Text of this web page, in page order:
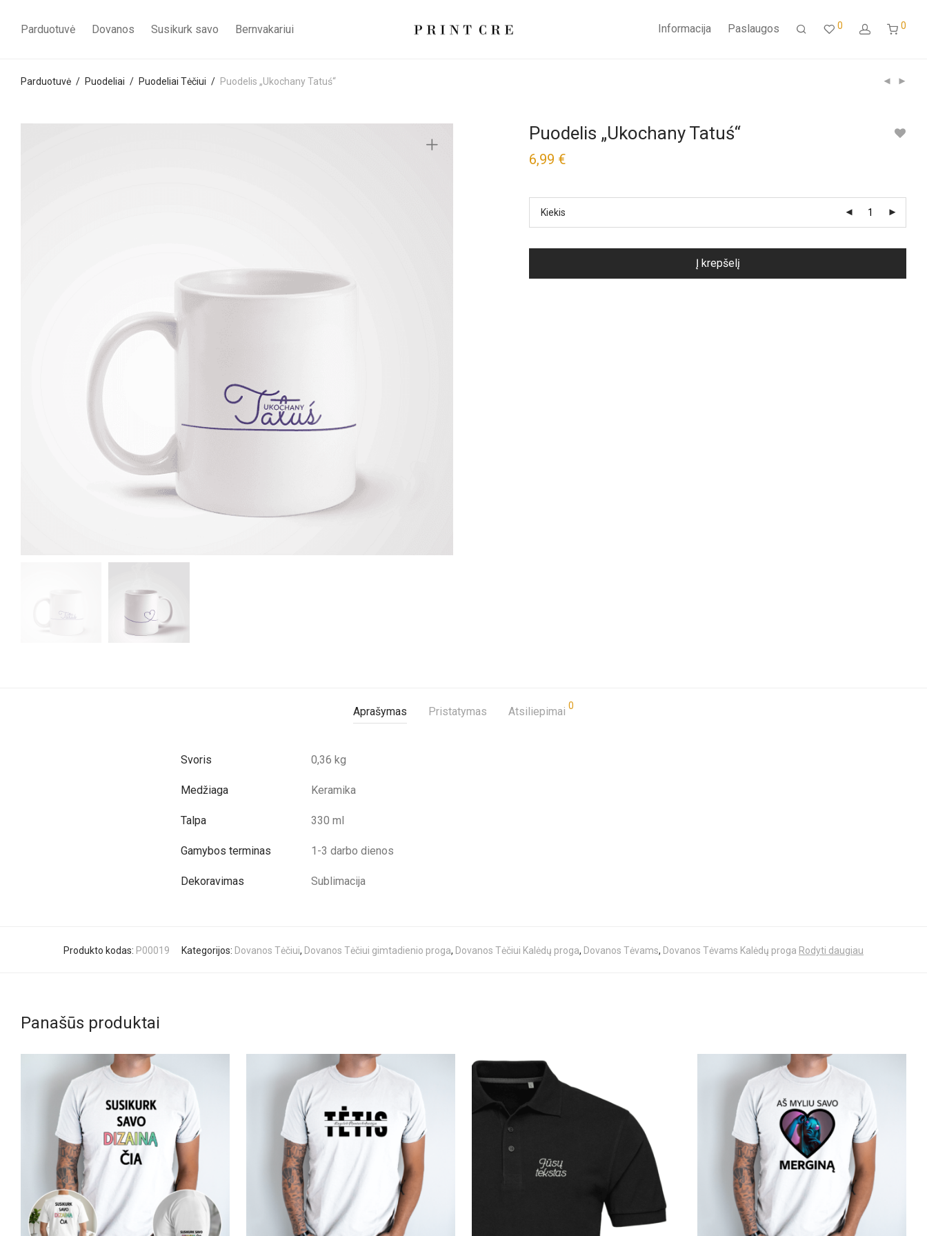
Parduotuvė Dovanos Susikurk savo Bernvakariui Informacija Paslaugos 0 0
Parduotuvė / Puodeliai / Puodeliai Tėčiui / Puodelis „Ukochany Tatuś“
Puodelis „Ukochany Tatuś“
6,99 €
Kiekis
Į krepšelį
Aprašymas Pristatymas Atsiliepimai 0
Svoris 0,36 kg
Medžiaga Keramika
Talpa 330 ml
Gamybos terminas 1-3 darbo dienos
Dekoravimas Sublimacija
Produkto kodas: P00019 Kategorijos: Dovanos Tėčiui, Dovanos Tėčiui gimtadienio proga, Dovanos Tėčiui Kalėdų proga, Dovanos Tėvams, Dovanos Tėvams Kalėdų proga Rodyti daugiau
Panašūs produktai